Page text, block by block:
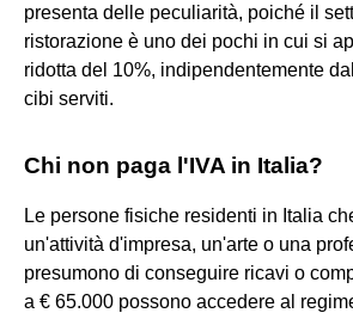
presenta delle peculiarità, poiché il
ristorazione è uno dei pochi in cui si
ridotta del 10%, indipendentemente
cibi serviti.
Chi non paga l'IVA in Italia?
Le persone fisiche residenti in Italia
un'attività d'impresa, un'arte o una
presumono di conseguire ricavi o
a € 65.000 possono accedere al